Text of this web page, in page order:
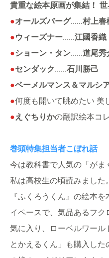
貴重な絵本原画が集結！
●オールズバーグ......村上春
●ウィーズナー......江國香織
●ショーン・タン......道尾秀
●センダック......石川勝己
●ベーメルマンス＆マルシ
●何度も開いて眺めたい 美
●えぐちりかの翻訳絵本コ
巻頭特集担当者こぼれ話
今は教科書で人気の「がま
私は高校生の頃読みました
『ふくろうくん』の絵本
イペースで、気品あるフク
気に入り、ローベルワール
とかえるくん」も購入し